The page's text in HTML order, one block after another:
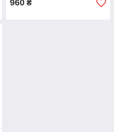
960 ₴